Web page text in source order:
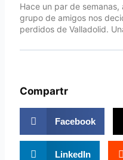
Hace un par de
grupo de amigos nos
perdidos de Valladolid.
Compartr
Facebook
LinkedIn